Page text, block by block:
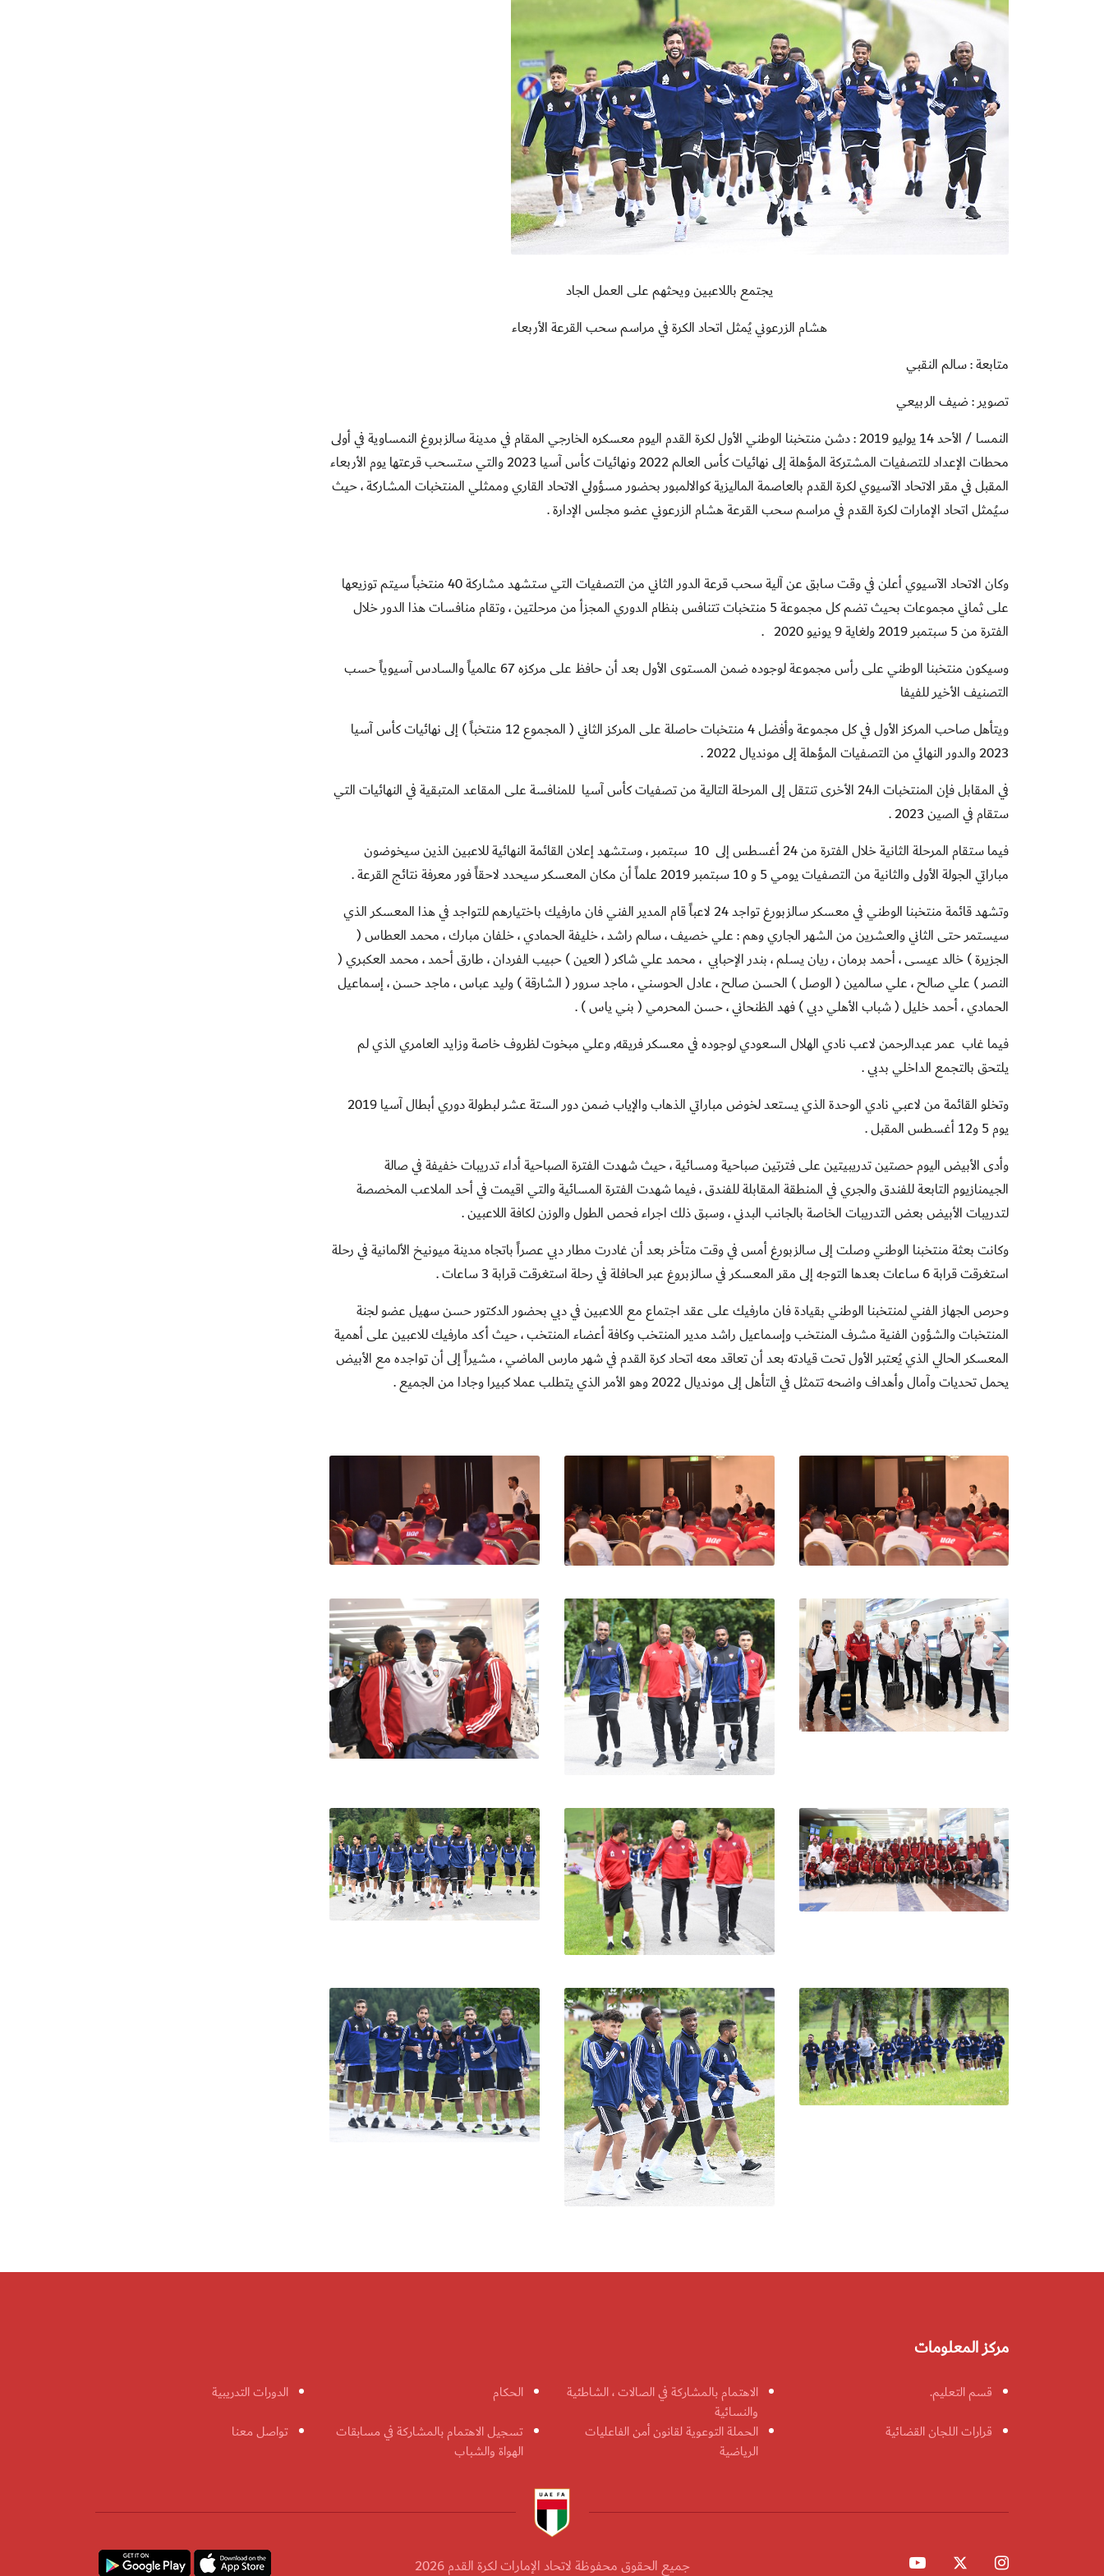
يجتمع باللاعبين ويحثهم على العمل الجاد
هشام الزرعوني يُمثل اتحاد الكرة في مراسم سحب القرعة الأربعاء
متابعة : سالم النقبي
تصوير : ضيف الربيعي
النمسا / الأحد 14 يوليو 2019 : دشن منتخبنا الوطني الأول لكرة القدم اليوم معسكره الخارجي المقام في مدينة سالزبروغ النمساوية في أولى
محطات الإعداد للتصفيات المشتركة
المؤهلة إلى نهائيات كأس العالم 2022 ونهائيات كأس آسيا 2023 والتي ستسحب قرعتها يوم الأربعاء
المقبل في مقر الاتحاد الآسيوي لكرة القدم بالعاصمة الماليزية كوالالمبور بحضور مسؤولي الاتحاد القاري وممثلي المنتخبات المشاركة ، حيث
سيُمثل اتحاد الإمارات لكرة القدم في مراسم سحب القرعة هشام الزرعوني عضو مجلس الإدارة .
وكان الاتحاد الآسيوي أعلن في وقت سابق عن آلية سحب قرعة الدور الثاني من التصفيات التي ستشهد مشاركة 40 منتخباً سيتم توزيعها
على ثماني مجموعات بحيث تضم كل مجموعة 5 منتخبات تتنافس بنظام الدوري المجزأ من مرحلتين ، وتقام منافسات هذا الدور خلال
الفترة من 5 سبتمبر 2019 ولغاية 9 يونيو 2020
.
وسيكون منتخبنا الوطني على رأس مجموعة لوجوده ضمن المستوى الأول بعد أن حافظ على مركزه 67 عالمياً والسادس آسيوياً حسب
التصنيف الأخير للفيفا
ويتأهل صاحب المركز الأول في كل مجموعة وأفضل 4 منتخبات حاصلة على المركز الثاني ( المجموع 12 منتخباً ) إلى نهائيات كأس آسيا
2023 والدور النهائي من التصفيات المؤهلة إلى مونديال 2022 .
في المقابل فإن المنتخبات الـ24 الأخرى تنتقل إلى المرحلة التالية من تصفيات كأس آسيا للمنافسة على المقاعد المتبقية في النهائيات التي
ستقام في الصين 2023 .
فيما ستقام المرحلة الثانيةخلال الفترة من 24 أغسطس إلى 10
سبتمبر ، وستشهد إعلان القائمة النهائية للاعبين الذين سيخوضون
مباراتي الجولة الأولى والثانية من التصفيات يومي 5 و 10 سبتمبر 2019 علماً أن مكان المعسكر سيحدد لاحقاً فور معرفة نتائج القرعة .
وتشهد قائمة منتخبنا الوطني في معسكر سالزبورغ تواجد 24 لاعباً قام المدير الفني فان مارفيك باختيارهم للتواجد في هذا المعسكر الذي
سيستمر حتى الثاني والعشرين من الشهر الجاري وهم : علي خصيف ، سالم راشد ، خليفة الحمادي ، خلفان مبارك ، محمد العطاس (
الجزيرة ) خالد عيسى ، أحمد برمان ، ريان يسلم ، بندر الإحبابي ،محمد علي شاكر ( العين ) حبيب الفردان ، طارق أحمد ، محمد العكبري (
النصر ) علي صالح ، علي سالمين ( الوصل ) الحسن صالح ، عادل الحوسني ، ماجد سرور ( الشارقة ) وليد عباس ، ماجد حسن ، إسماعيل
الحمادي ، أحمد خليل ( شباب الأهلي دبي ) فهد الظنحاني ، حسن المحرمي ( بني ياس ) .
فيما غاب عمر عبدالرحمن لاعب نادي الهلال السعودي لوجوده في معسكر فريقه, وعلي مبخوت لظروف خاصة وزايد العامري الذي لم
يلتحق بالتجمع الداخلي بدبي .
وتخلو القائمة من لاعبي نادي الوحدة الذي يستعد لخوض مباراتي الذهاب والإياب ضمن دور الستة عشر لبطولة دوري أبطال آسيا 2019
يوم 5 و12 أغسطس المقبل .
وأدى الأبيض اليوم حصتين تدريبيتين على فترتين صباحية ومسائية ، حيث شهدت الفترة الصباحية أداء تدريبات خفيفة في صالة
الجيمنازيوم التابعة للفندق والجري في المنطقة المقابلة للفندق ، فيما شهدت الفترة المسائية والتي اقيمت في أحد الملاعب المخصصة
لتدريبات الأبيض بعض التدريبات الخاصة بالجانب البدني ، وسبق ذلك اجراء فحص الطول والوزن لكافة اللاعبين .
وكانت بعثة منتخبنا الوطني وصلت إلى سالزبورغ أمس في وقت متأخر بعد أن غادرت مطار دبي عصراً باتجاه مدينة ميونيخ الألمانية في رحلة
استغرقت قرابة 6 ساعات بعدها التوجه إلى مقر المعسكر في سالزبروغ عبر الحافلة في رحلة استغرقت قرابة 3 ساعات .
وحرص الجهاز الفني لمنتخبنا الوطني بقيادة فان مارفيك على عقد اجتماع مع اللاعبين في دبي بحضور الدكتور حسن سهيل عضو لجنة
المنتخبات والشؤون الفنية مشرف المنتخب وإسماعيل راشد مدير المنتخب وكافة أعضاء المنتخب ، حيث أكد مارفيك للاعبين على أهمية
المعسكر الحالي الذي يُعتبر الأول تحت قيادته بعد أن تعاقد معه اتحاد كرة القدم في شهر مارس الماضي ، مشيراً إلى أن تواجده مع الأبيض
يحمل تحديات وآمال وأهداف واضحه تتمثل في التأهل إلى مونديال 2022 وهو الأمر الذي يتطلب عملا كبيرا وجادا من الجميع .
مركز المعلومات
قسم التعليم.
الاهتمام بالمشاركة في الصالات ، الشاطئية
والنسائية
الحكام
الدورات التدريبية
قرارات اللجان القضائية
الحملة التوعوية لقانون أمن الفاعليات
الرياضية
تسجيل الاهتمام بالمشاركة في مسابقات
الهواة والشباب
تواصل معنا
جميع الحقوق محفوظة لاتحاد الإمارات لكرة القدم 2026